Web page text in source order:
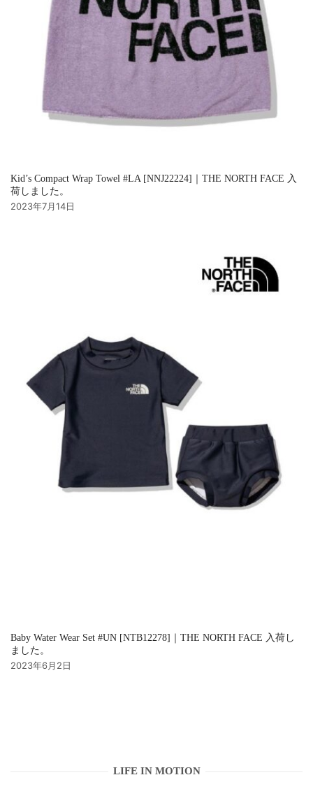
Kid’s Compact Wrap Towel #LA [NNJ22224]｜THE NORTH FACE 入
荷しました。
2023年7月14日
Baby Water Wear Set #UN [NTB12278]｜THE NORTH FACE 入荷し
ました。
2023年6月2日
LIFE IN MOTION